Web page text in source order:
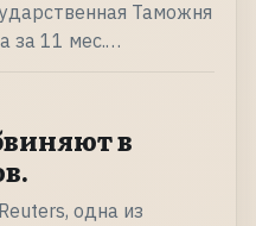
Таможня
за 11 мес.…
в
одна из